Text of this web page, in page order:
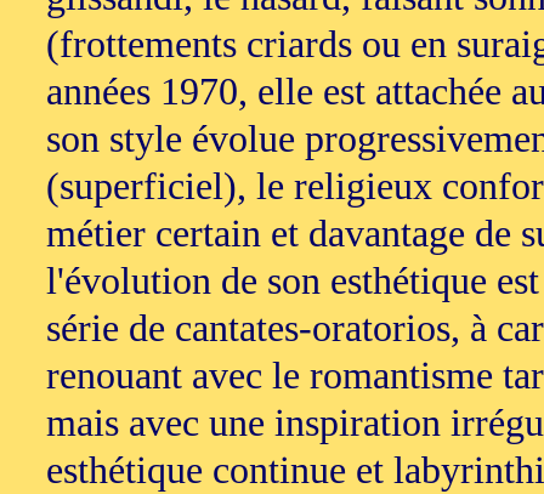
(frottements criards ou en
années 1970, elle est attachée
son style évolue
(superficiel), le religieux
métier certain et davantage de
l'évolution de son esthétique
série de cantates-oratorios, à
renouant avec le romantisme
mais avec une inspiration
esthétique continue et